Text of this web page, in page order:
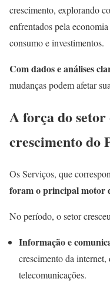
crescimento, explorando
enfrentados pela
consumo e investimentos.
Com dados e análises
mudanças podem afetar
A força do setor
crescimento do
Os Serviços, que
foram o principal motor
No período, o setor
Informação e
crescimento da
telecomunicações.